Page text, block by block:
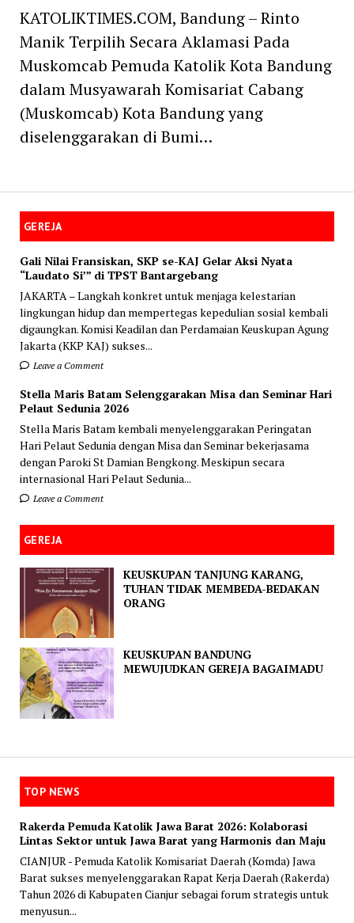
GEREJA
Gali Nilai Fransiskan, SKP se-KAJ Gelar Aksi Nyata
“Laudato Si’” di TPST Bantargebang
JAKARTA – Langkah konkret untuk menjaga kelestarian
lingkungan hidup dan mempertegas kepedulian sosial kembali
digaungkan. Komisi Keadilan dan Perdamaian Keuskupan Agung
Jakarta (KKP KAJ) sukses...
Leave a Comment
Stella Maris Batam Selenggarakan Misa dan Seminar Hari
Pelaut Sedunia 2026
Stella Maris Batam kembali menyelenggarakan Peringatan
Hari Pelaut Sedunia dengan Misa dan Seminar bekerjasama
dengan Paroki St Damian Bengkong. Meskipun secara
internasional Hari Pelaut Sedunia...
Leave a Comment
GEREJA
KEUSKUPAN TANJUNG KARANG,
TUHAN TIDAK MEMBEDA-BEDAKAN
ORANG
KEUSKUPAN BANDUNG
MEWUJUDKAN GEREJA BAGAIMADU
KATOLIKTIMES.COM, Bandung – Rinto
Manik Terpilih Secara Aklamasi Pada
Muskomcab Pemuda Katolik Kota Bandung
dalam Musyawarah Komisariat Cabang
(Muskomcab) Kota Bandung yang
diselenggarakan di Bumi…
TOP NEWS
Rakerda Pemuda Katolik Jawa Barat 2026: Kolaborasi
Lintas Sektor untuk Jawa Barat yang Harmonis dan Maju
CIANJUR - Pemuda Katolik Komisariat Daerah (Komda) Jawa
Barat sukses menyelenggarakan Rapat Kerja Daerah (Rakerda)
Tahun 2026 di Kabupaten Cianjur sebagai forum strategis untuk
menyusun...